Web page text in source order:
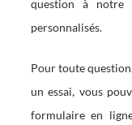
question à notre
personnalisés.
Pour toute
un essai, vous
formulaire en